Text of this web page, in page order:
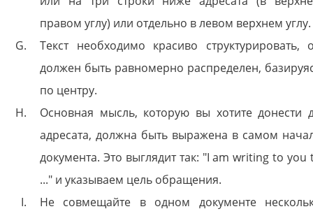
правом углу) или отдельно в левом верхнем углу.
Текст необходимо красиво структурировать,
должен быть равномерно распределен,
по центру.
Основная мысль, которую вы хотите донести
адресата, должна быть выражена в самом
документа. Это выглядит так: "I am writing to you
..." и указываем цель обращения.
Не совмещайте в одном документе